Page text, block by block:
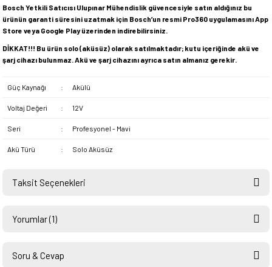
Bosch Yetkili Satıcısı Ulupınar Mühendislik güvencesiyle satın aldığınız bu
ürünün garanti süresini uzatmak için Bosch’un resmi Pro360 uygulamasını App
Store veya Google Play üzerinden indirebilirsiniz.
DİKKAT!!! Bu ürün solo (aküsüz) olarak satılmaktadır; kutu içeriğinde akü ve
şarj cihazı bulunmaz. Akü ve şarj cihazını ayrıca satın almanız gerekir.
Güç Kaynağı : Akülü
Voltaj Değeri : 12V
Seri : Profesyonel - Mavi
Akü Türü : Solo Aküsüz
Taksit Seçenekleri
Yorumlar (1)
Soru & Cevap